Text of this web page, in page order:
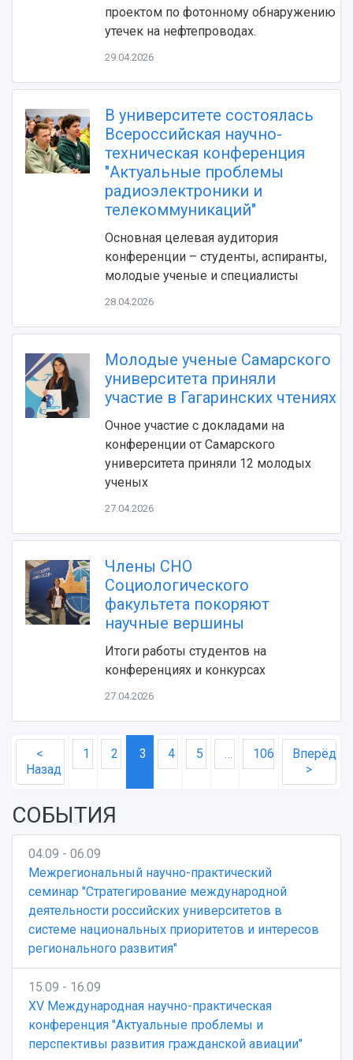
Фирменный стиль
Кампус
Музеи
Учебный аэродром
Центр истории авиационных двигателей
Ботанический сад
Умный дом бабочек
Международный межвузовский кампус
Сведения об образовательной организации
Официальные документы
Видеолекции
Противодействие COVID-19
Отчеты о научно-исследовательской
деятельности
Патенты
Публикации и издания
Отчеты о проведенных конференциях
проектом по фотонному обнаружению
утечек на нефтепроводах.
29.04.2026
В университете состоялась
Всероссийская научно-
техническая конференция
"Актуальные проблемы
радиоэлектроники и
телекоммуникаций"
Основная целевая аудитория
конференции – студенты, аспиранты,
молодые ученые и специалисты
28.04.2026
Молодые ученые Самарского
университета приняли
участие в Гагаринских чтениях
Очное участие с докладами на
конференции от Самарского
университета приняли 12 молодых
ученых
27.04.2026
Члены СНО
Социологического
факультета покоряют
научные вершины
Итоги работы студентов на
конференциях и конкурсах
27.04.2026
<
Назад
1 2 3 4 5 … 106
Вперёд
>
СОБЫТИЯ
04.09 - 06.09
Межрегиональный научно-практический
семинар "Стратегирование международной
деятельности российских университетов в
системе национальных приоритетов и интересов
регионального развития"
15.09 - 16.09
XV Международная научно-практическая
конференция "Актуальные проблемы и
перспективы развития гражданской авиации"